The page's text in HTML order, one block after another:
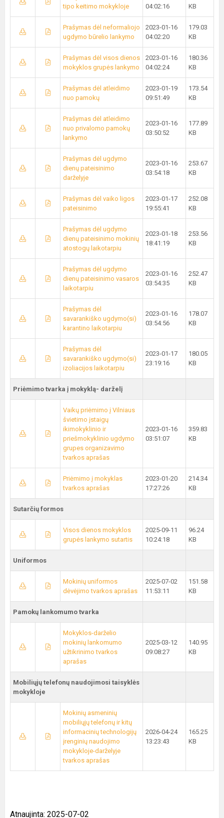
tipo keitimo mokykloje
04:02:16
KB
Prašymas dėl neformaliojo
ugdymo būrelio lankymo
2023-01-16
04:02:20
179.03
KB
Prašymas dėl visos dienos
mokyklos grupės lankymo
2023-01-16
04:02:24
180.36
KB
Prašymas dėl atleidimo
nuo pamokų
2023-01-19
09:51:49
173.54
KB
Prašymas dėl atleidimo
nuo privalomo pamokų
lankymo
2023-01-16
03:50:52
177.89
KB
Prašymas dėl ugdymo
dienų pateisinimo
darželyje
2023-01-16
03:54:18
253.67
KB
Prašymas dėl vaiko ligos
pateisinimo
2023-01-17
19:55:41
252.08
KB
Prašymas dėl ugdymo
dienų pateisinimo mokinių
atostogų laikotarpiu
2023-01-18
18:41:19
253.56
KB
Prašymas dėl ugdymo
dienų pateisinimo vasaros
laikotarpiu
2023-01-16
03:54:35
252.47
KB
Prašymas dėl
savarankiško ugdymo(si)
karantino laikotarpiu
2023-01-16
03:54:56
178.07
KB
Prašymas dėl
savarankiško ugdymo(si)
izoliacijos laikotarpiu
2023-01-17
23:19:16
180.05
KB
Priėmimo tvarka į mokyklą- darželį
Vaikų priėmimo į Vilniaus
švietimo įstaigų
ikimokyklinio ir
priešmokyklinio ugdymo
grupes organizavimo
tvarkos aprašas
2023-01-16
03:51:07
359.83
KB
Priėmimo į mokyklas
tvarkos aprašas
2023-01-20
17:27:26
214.34
KB
Sutarčių formos
Visos dienos mokyklos
grupės lankymo sutartis
2025-09-11
10:24:18
96.24
KB
Uniformos
Mokinių uniformos
dėvėjimo tvarkos aprašas
2025-07-02
11:53:11
151.58
KB
Pamokų lankomumo tvarka
Mokyklos-darželio
mokinių lankomumo
užtikrinimo tvarkos
aprašas
2025-03-12
09:08:27
140.95
KB
Mobiliųjų telefonų naudojimosi taisyklės
mokykloje
Mokinių asmeninių
mobiliųjų telefonų ir kitų
informacinių technologijų
įrenginių naudojimo
mokykloje-darželyje
tvarkos aprašas
2026-04-24
13:23:43
165.25
KB
Atnaujinta: 2025-07-02